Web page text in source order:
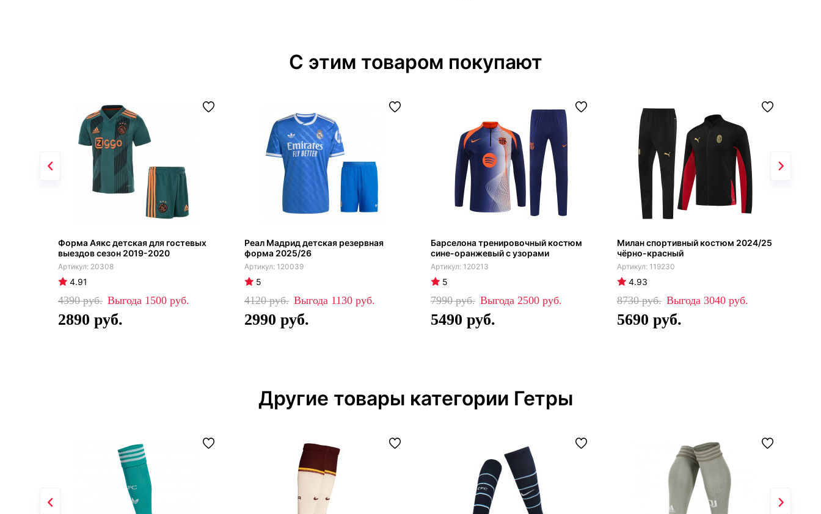
С этим товаром покупают
Форма Аякс детская для гостевых
выездов сезон 2019-2020
20308
4.91
4390 1500
2890
Реал Мадрид детская резервная
форма 2025/26
120039
5
4120 1130
2990
Барселона тренировочный костюм
сине-оранжевый с узорами
120213
5
7990 2500
5490
Милан спортивный костюм 2024/25
чёрно-красный
119230
4.93
8730 3040
5690
Другие товары категории Гетры